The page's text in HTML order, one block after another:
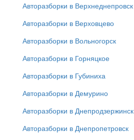
Авторазборки в Верхнеднепровск
Авторазборки в Верховцево
Авторазборки в Вольногорск
Авторазборки в Горняцкое
Авторазборки в Губиниха
Авторазборки в Демурино
Авторазборки в Днепродзержинск
Авторазборки в Днепропетровск